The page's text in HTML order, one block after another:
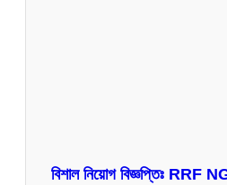
বিশাল নিয়োগ বিজ্ঞপ্তিঃ RRF